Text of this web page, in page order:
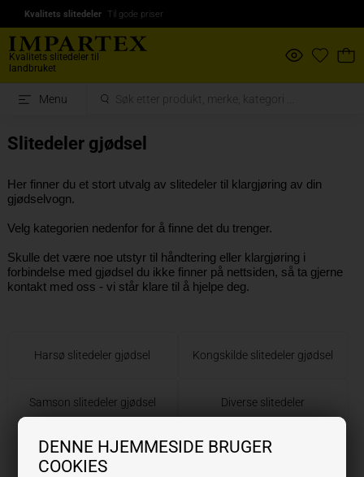
DENNE HJEMMESIDE BRUGER
COOKIES
Kvalitets slitedeler Til gode priser
Kvalitets slitedeler til
landbruket
Menu
Slitedeler gjødsel
Her finner du et stort utvalg av slitedeler til klargjøring av din
gjødselvogn.
Velg kategorien nedenfor for å finne det du trenger.
Skulle det være noe utstyr til håndtering eller klargjøring i
forbindelse med gjødsel du ikke finner på nettsiden, så ta gjerne
kontakt med oss - vi står klare til å hjelpe deg.
Harsø slitedeler gjødsel Kongskilde slitedeler gjødsel
Samson slitedeler gjødsel Diverse slitedeler